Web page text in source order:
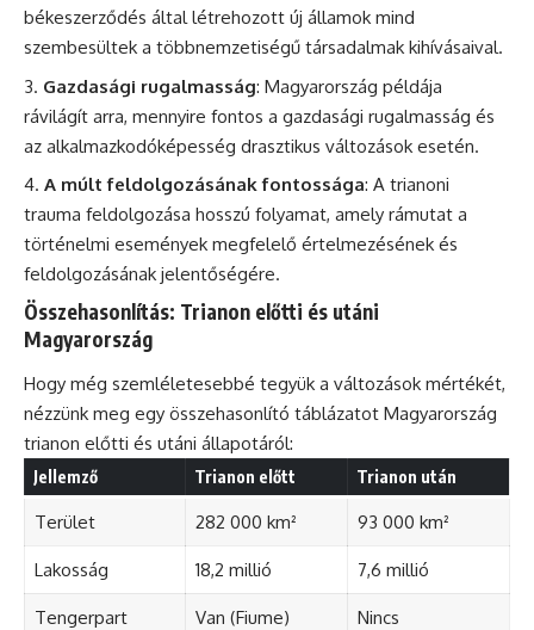
békeszerződés által létrehozott új államok mind
szembesültek a többnemzetiségű társadalmak kihívásaival.
Gazdasági rugalmasság: Magyarország példája
rávilágít arra, mennyire fontos a gazdasági rugalmasság és
az alkalmazkodóképesség drasztikus változások esetén.
A múlt feldolgozásának fontossága: A trianoni
trauma feldolgozása hosszú folyamat, amely rámutat a
történelmi események megfelelő értelmezésének és
feldolgozásának jelentőségére.
Összehasonlítás: Trianon előtti és utáni
Magyarország
Hogy még szemléletesebbé tegyük a változások mértékét,
nézzünk meg egy összehasonlító táblázatot Magyarország
trianon előtti és utáni állapotáról:
Jellemző Trianon előtt Trianon után
Terület 282 000 km² 93 000 km²
Lakosság 18,2 millió 7,6 millió
Tengerpart Van (Fiume) Nincs